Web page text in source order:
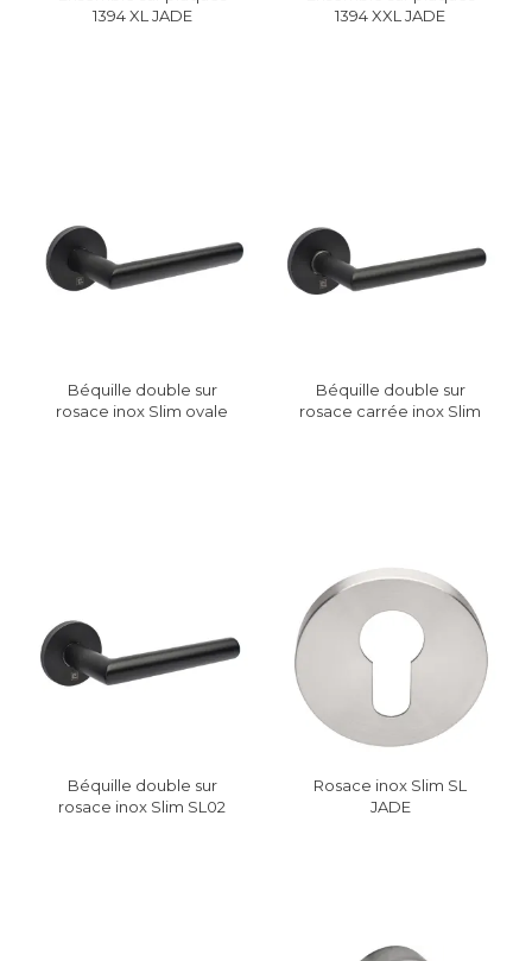
1394 XL JADE
1394 XXL JADE
Béquille double sur
rosace inox Slim ovale
Béquille double sur
rosace carrée inox Slim
Béquille double sur
rosace inox Slim SL02
Rosace inox Slim SL
JADE